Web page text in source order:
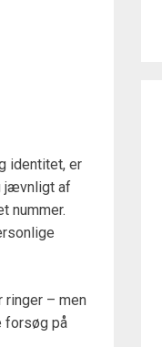
identitet, er
jævnligt af
nummer.
ringer – men
forsøg på